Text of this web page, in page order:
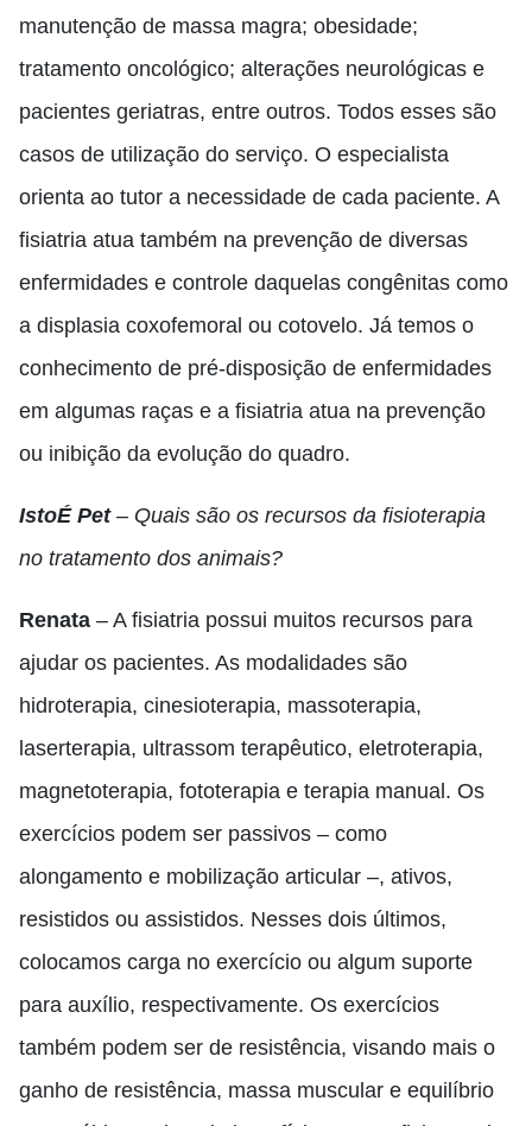
manutenção de massa magra; obesidade;
tratamento oncológico; alterações neurológicas e
pacientes geriatras, entre outros. Todos esses são
casos de utilização do serviço. O especialista
orienta ao tutor a necessidade de cada paciente. A
fisiatria atua também na prevenção de diversas
enfermidades e controle daquelas congênitas como
a displasia coxofemoral ou cotovelo. Já temos o
conhecimento de pré-disposição de enfermidades
em algumas raças e a fisiatria atua na prevenção
ou inibição da evolução do quadro.
IstoÉ Pet– Quais são os recursos da fisioterapia
no tratamento dos animais?
Renata – A fisiatria possui muitos recursos para
ajudar os pacientes. As modalidades são
hidroterapia, cinesioterapia, massoterapia,
laserterapia, ultrassom terapêutico, eletroterapia,
magnetoterapia, fototerapia e terapia manual. Os
exercícios podem ser passivos – como
alongamento e mobilização articular –, ativos,
resistidos ou assistidos. Nesses dois últimos,
colocamos carga no exercício ou algum suporte
para auxílio, respectivamente. Os exercícios
também podem ser de resistência, visando mais o
ganho de resistência, massa muscular e equilíbrio